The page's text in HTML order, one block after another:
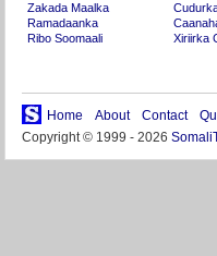
Zakada Maalka
Ramadaanka
Ribo Soomaali
Xiriirka
Home About Contact
Copyright © 1999 - 2026